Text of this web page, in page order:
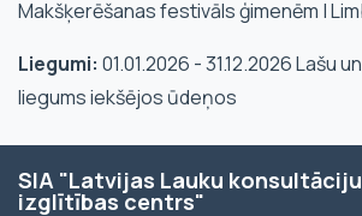
Makšķerēšanas festivāls ģimenēm |
Liegumi: 01.01.2026 - 31.12.2026 Lašu
liegums iekšējos ūdeņos
SIA "Latvijas Lauku
izglītības centrs"